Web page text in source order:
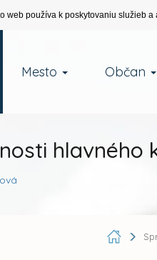
web používa k poskytovaniu služieb
Mesto Občan
hlavného